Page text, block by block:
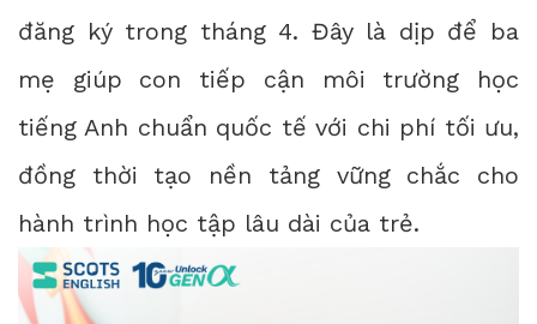
đăng ký trong tháng 4. Đây là dịp để ba
mẹ giúp con tiếp cận môi trường học
tiếng Anh chuẩn quốc tế với chi phí tối ưu,
đồng thời tạo nền tảng vững chắc cho
hành trình học tập lâu dài của trẻ.